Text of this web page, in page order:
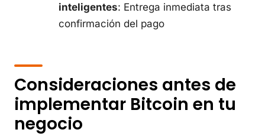
inteligentes: Entrega inmediata tras
confirmación del pago
Consideraciones antes de
implementar Bitcoin en tu
negocio